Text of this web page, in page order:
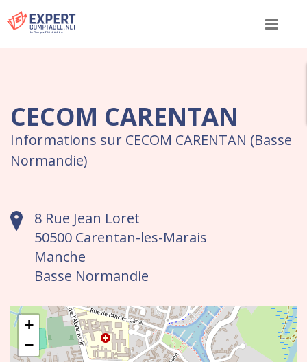
Menu
CECOM CARENTAN
Informations sur CECOM CARENTAN (Basse
Normandie)
8 Rue Jean Loret
50500 Carentan-les-Marais
Manche
Basse Normandie
+
−